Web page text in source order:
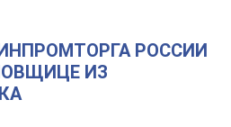
РОССИИ
ИЗ